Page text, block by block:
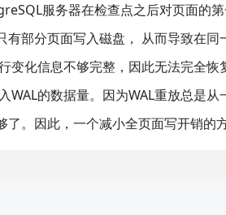
服务器在检查点之后对页面的
有部分页面写入磁盘， 从而导致在
变化信息不够完整，因此无法完全
WAL的数据量。因为WAL重放总是
了。因此，一个减小全页面写开销的